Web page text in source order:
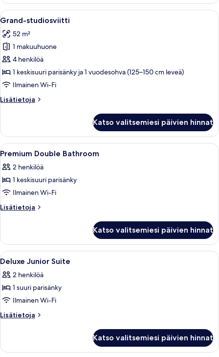
huone
yhdelle
Avaa
kaikki
huonetyypin
Grand-
studiosviitti
kuvat
Grand-studiosviitti | Ylelliset
7
Grand-studiosviitti
52 m²
1 makuuhuone
4 henkilöä
1 keskisuuri parisänky ja 1 vuodesohva (125–150 cm leveä)
Ilmainen Wi-Fi
Lisätietoja
Lisätietoja
Katso valitsemiesi päivien hinnat
Avaa
kaikki
huonetyypin
Premium
Double
Bathroom
Hotellihuone, jossa on sänky,
6
Premium Double Bathroom
2 henkilöä
1 keskisuuri parisänky
Ilmainen Wi-Fi
Lisätietoja
Lisätietoja
Bathroom
Katso valitsemiesi päivien hinnat
Avaa
kaikki
huonetyypin
Deluxe
Junior
Suite
Hotellihuone, jossa on suuri sänky,
6
Deluxe Junior Suite
2 henkilöä
1 suuri parisänky
Ilmainen Wi-Fi
Lisätietoja
Lisätietoja
Suite
Katso valitsemiesi päivien hinnat